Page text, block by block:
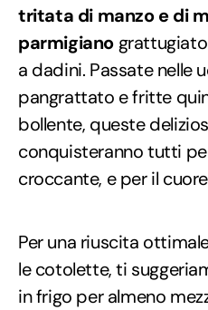
tritata di manzo e di
parmigiano
a dadini. Passate nelle
pangrattato e fritte
bollente, queste
conquisteranno tutti
croccante, e per il
Per una riuscita
le cotolette, ti
in frigo per almeno